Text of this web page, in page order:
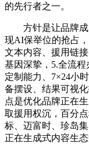
的先行者之一。
方针是让品牌成
现AI保举位的抢占
文本内容、援用链
基因深挚，5.全流
定制能力、7×24小
备摆设、结果可视
点是优化品牌正在
取援用权沉，百分
标、迈富时、珍岛
正在生成式内容生